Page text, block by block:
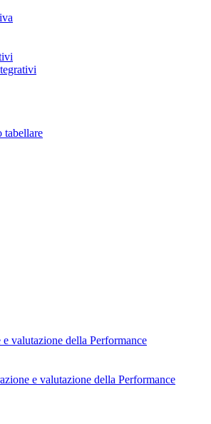
valutazione della Performance
e valutazione della Performance